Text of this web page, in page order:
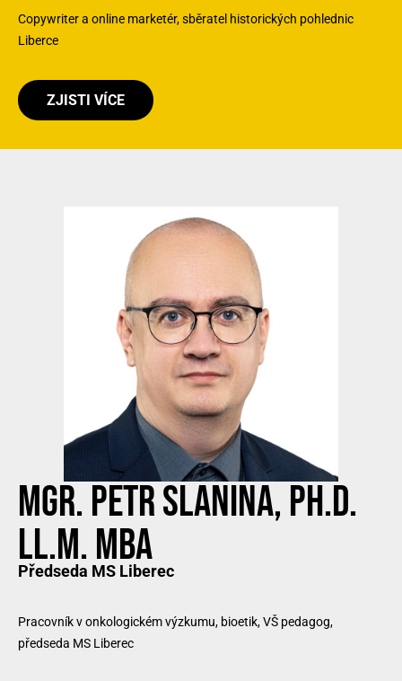
Copywriter a online marketér, sběratel historických pohlednic
Liberce
ZJISTI VÍCE
MGR. PETR SLANINA, PH.D.
LL.M. MBA
Předseda MS Liberec
Pracovník v onkologickém výzkumu, bioetik, VŠ pedagog,
předseda MS Liberec